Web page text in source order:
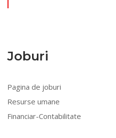
Joburi
Pagina de joburi
Resurse umane
Financiar-Contabilitate